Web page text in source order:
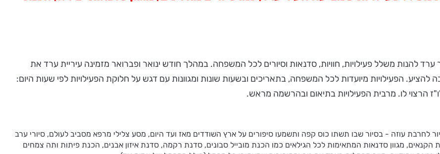
להנות משלל פעילויות, חוויות, סדנאות וסיורים לכל המשפחה. במהלך חודש ינואר ופברואר מזמינה עיריית ערד את
להציע. הפעילויות מיועדות לכל המשפחה, בתאריכים ובשעות שונות ומגוונות עם דגש על חלוקת הפעילויות לפי שעות היום:
הרצוי לו. מרבית הפעילויות בתיאום ובהרשמה מראש.
לחרבת עוזה - בסיור שבו תשתו כוס קפה ותשמעו סיפורים על ארץ השודדים מאז ועד היום, מסע צלילי מרפא מסביב לעולם, סיורי ערב
מגוון סדנאות המתאימות לכל הגילאים כמו הכנת מובייל סבונים, סדנת רקמה, סדנת איזון אבנים, הכנת פיתות ותה צמחים